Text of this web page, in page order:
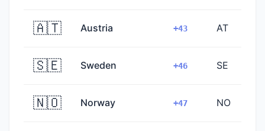
🇦🇹 Austria +43 AT
🇸🇪 Sweden +46 SE
🇳🇴 Norway +47 NO